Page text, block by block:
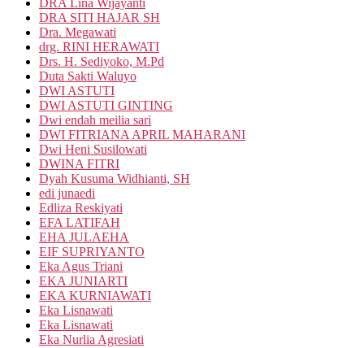
DRA Lina Wijayanti
DRA SITI HAJAR SH
Dra. Megawati
drg. RINI HERAWATI
Drs. H. Sediyoko, M.Pd
Duta Sakti Waluyo
DWI ASTUTI
DWI ASTUTI GINTING
Dwi endah meilia sari
DWI FITRIANA APRIL MAHARANI
Dwi Heni Susilowati
DWINA FITRI
Dyah Kusuma Widhianti, SH
edi junaedi
Edliza Reskiyati
EFA LATIFAH
EHA JULAEHA
EIF SUPRIYANTO
Eka Agus Triani
EKA JUNIARTI
EKA KURNIAWATI
Eka Lisnawati
Eka Lisnawati
Eka Nurlia Agresiati